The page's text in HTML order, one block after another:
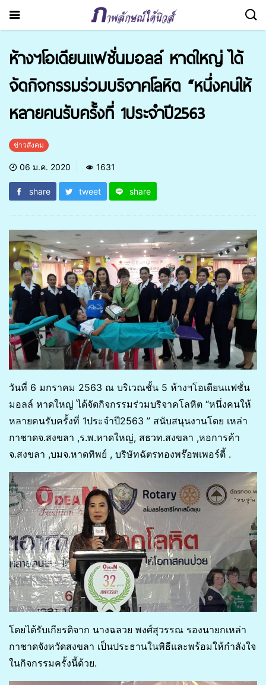
ห้างฯโอเดียนแฟชั่นมอลล์ หาดใหญ่ ได้
จัดกิจกรรมร่วมบริจาคโลหิต “หนึ่งคนให้
หลายคนรับครั้งที่ 1ประจำปี2563
ข่าวสังคม
06 ม.ค. 2020 1631
share tweet share
วันที่ 6 มกราคม 2563 ณ บริเวณชั้น 5 ห้างฯโอเดียนแฟชั่น
มอลล์ หาดใหญ่ ได้จัดกิจกรรมร่วมบริจาคโลหิต “หนึ่งคนให้
หลายคนรับครั้งที่ 1ประจำปี2563 ” สนับสนุนงานโดย เหล่า
กาชาดจ.สงขลา ,ร.พ.หาดใหญ่, สธวท.สงขลา ,หอการค้า
จ.สงขลา ,บมจ.หาดทิพย์ , บริษัทฉัตรทองพร๊อพเพอร์ตี้ .
โดยได้รับเกียรติจาก นางฉลวย พงศ์สุวรรณ รองนายกเหล่า
กาชาดจังหวัดสงขลา เป็นประธานในพิธีและพร้อมให้กำลังใจ
ในกิจกรรมครั้งนี้ด้วย.